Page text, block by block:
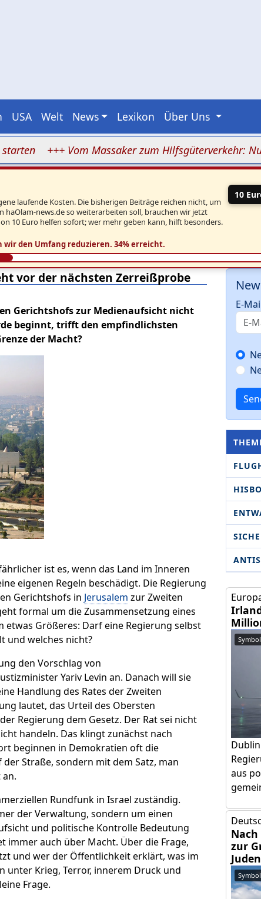
USA Welt News Lexikon Über Uns
+++ Vom Massaker zum Hilfsgüterverkehr:
laufende Kosten. Die bisherigen Beiträge reichen nicht, um
news.de so weiterarbeiten soll, brauchen wir jetzt
10 Euro helfen sofort; wer mehr geben kann, hilft besonders.
10
wir den Umfang reduzieren. 34% erreicht.
vor der nächsten Zerreißprobe
Gerichtshofs zur Medienaufsicht nicht
beginnt, trifft den empfindlichsten
der Macht?
ist es, wenn das Land im Inneren
eigenen Regeln beschädigt. Die Regierung
Gerichtshofs in Jerusalem zur Zweiten
formal um die Zusammensetzung eines
Größeres: Darf eine Regierung selbst
und welches nicht?
den Vorschlag von
Yariv Levin an. Danach will sie
Handlung des Rates der Zweiten
lautet, das Urteil des Obersten
Regierung dem Gesetz. Der Rat sei nicht
handeln. Das klingt zunächst nach
beginnen in Demokratien oft die
Straße, sondern mit dem Satz, man
Rundfunk in Israel zuständig.
der Verwaltung, sondern um einen
und politische Kontrolle Bedeutung
immer auch über Macht. Über die Frage,
und wer der Öffentlichkeit erklärt, was im
unter Krieg, Terror, innerem Druck und
Frage.
E-
aus
zur